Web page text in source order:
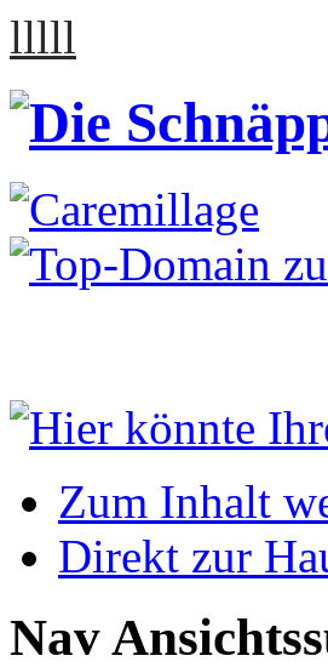
lllll
Zum Inhalt
Direkt zur
Nav